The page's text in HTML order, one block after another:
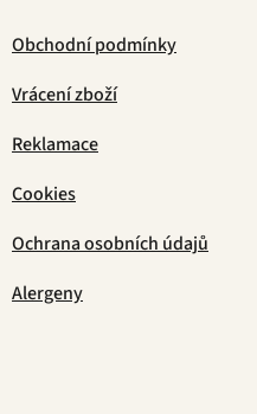
Obchodní podmínky
Vrácení zboží
Reklamace
Cookies
Ochrana osobních údajů
Alergeny